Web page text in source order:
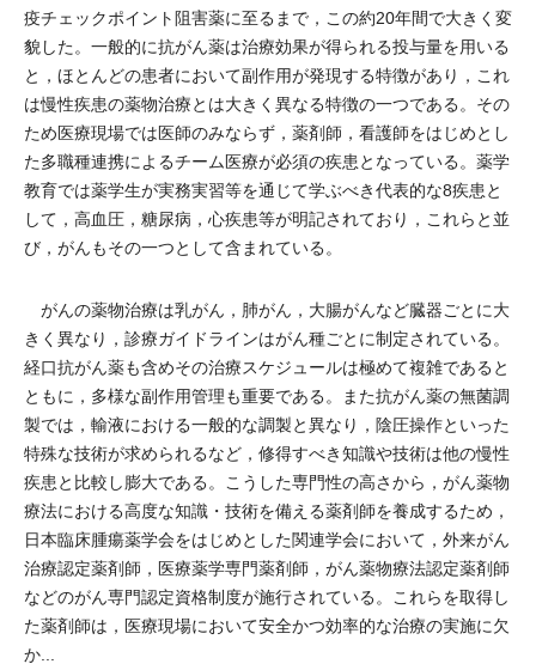
疫チェックポイント阻害薬に至るまで，この約20年間で大きく変
貌した。一般的に抗がん薬は治療効果が得られる投与量を用いる
と，ほとんどの患者において副作用が発現する特徴があり，これ
は慢性疾患の薬物治療とは大きく異なる特徴の一つである。その
ため医療現場では医師のみならず，薬剤師，看護師をはじめとし
た多職種連携によるチーム医療が必須の疾患となっている。薬学
教育では薬学生が実務実習等を通じて学ぶべき代表的な8疾患と
して，高血圧，糖尿病，心疾患等が明記されており，これらと並
び，がんもその一つとして含まれている。
がんの薬物治療は乳がん，肺がん，大腸がんなど臓器ごとに大
きく異なり，診療ガイドラインはがん種ごとに制定されている。
経口抗がん薬も含めその治療スケジュールは極めて複雑であると
ともに，多様な副作用管理も重要である。また抗がん薬の無菌調
製では，輸液における一般的な調製と異なり，陰圧操作といった
特殊な技術が求められるなど，修得すべき知識や技術は他の慢性
疾患と比較し膨大である。こうした専門性の高さから，がん薬物
療法における高度な知識・技術を備える薬剤師を養成するため，
日本臨床腫瘍薬学会をはじめとした関連学会において，外来がん
治療認定薬剤師，医療薬学専門薬剤師，がん薬物療法認定薬剤師
などのがん専門認定資格制度が施行されている。これらを取得し
た薬剤師は，医療現場において安全かつ効率的な治療の実施に欠
か...